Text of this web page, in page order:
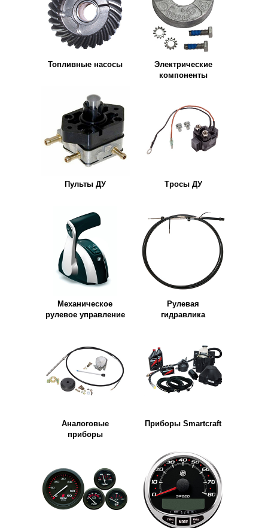
Топливные насосы
Электрические
компоненты
Пульты ДУ Тросы ДУ
Механическое
рулевое управление
Рулевая
гидравлика
Аналоговые
приборы
Приборы Smartcraft